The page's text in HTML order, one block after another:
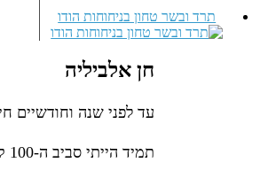
תרד ובשר טחון בניחוחות הודו
חן אלביליה
עד לפני שנה וחודשיים חייתי
תמיד הייתי סביב ה-100 קילו ואת האמת שכל החיים פשוט התכחשתי לזה, לא התמודדתי עם המציאות וזה כמובן מתוך המון שכבות של מחסומים.